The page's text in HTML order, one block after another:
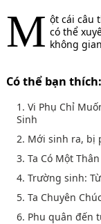
M ột cái câu
có thể
không
Có thể bạn thích:
1. Vi Phụ Chỉ
Sinh
2. Mới sinh ra, bị
3. Ta Có Một
4. Trường sinh:
5. Ta Chuyên
6. Phu quân đến